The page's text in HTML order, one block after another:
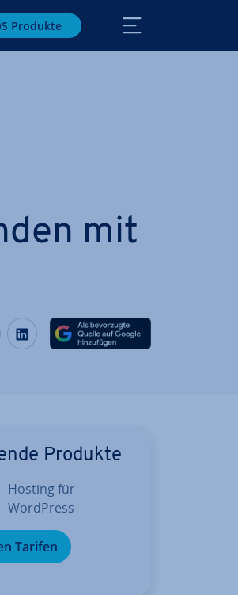
Produkte
mit
teilen
Twitter teilen
Auf LinkedIn teilen
Produkte
Hosting für
WordPress
Tarifen